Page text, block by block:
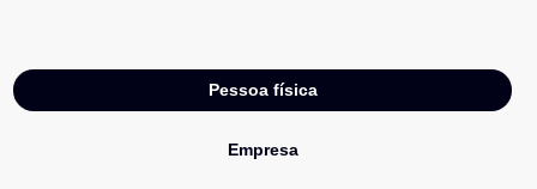
Pessoa física
Empresa